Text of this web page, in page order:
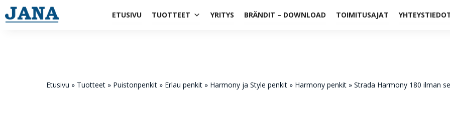
1984
ETUSIVU
TUOTTEET YRITYS BRÄNDIT – DOWNLOAD TOIMITUSAJAT
Etusivu » Tuotteet » Puistonpenkit » Erlau penkit » Harmony ja Style penkit » Harmony penkit » Strada Harmony 180 ilman